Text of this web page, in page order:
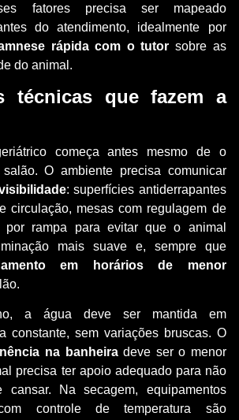
fatores precisa ser mapeado
do atendimento, idealmente por
rápida com o tutor sobre as
do animal.
técnicas que fazem a
começa antes mesmo de o
O ambiente precisa comunicar
: superfícies antiderrapantes
circulação, mesas com regulagem de
por rampa para evitar que o animal
mais suave e, sempre que
em horários de menor
a água deve ser mantida em
constante, sem variações bruscas. O
na banheiradeve ser o menor
precisa ter apoio adequado para não
cansar. Na secagem, equipamentos
controle de temperatura são